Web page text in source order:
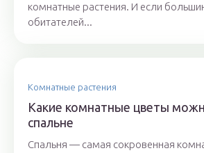
комнатные растения. И если
обитателей...
Комнатные растения
Какие комнатные цветы
спальне
Спальня — самая сокровенная